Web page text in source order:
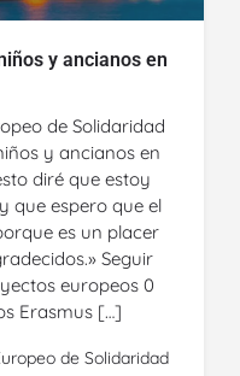
y ancianos en
de Solidaridad
y ancianos en
diré que estoy
que espero que el
es un placer
Seguir
europeos 0
Erasmus […]
de Solidaridad